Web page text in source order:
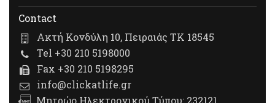
Contact
Ακτή Κονδύλη 10, Πειραιάς ΤΚ 18545
Tel +30 210 5198000
Fax +30 210 5198295
info@clickatlife.gr
Μητρώο Ηλεκτρονικού Τύπου: 232121